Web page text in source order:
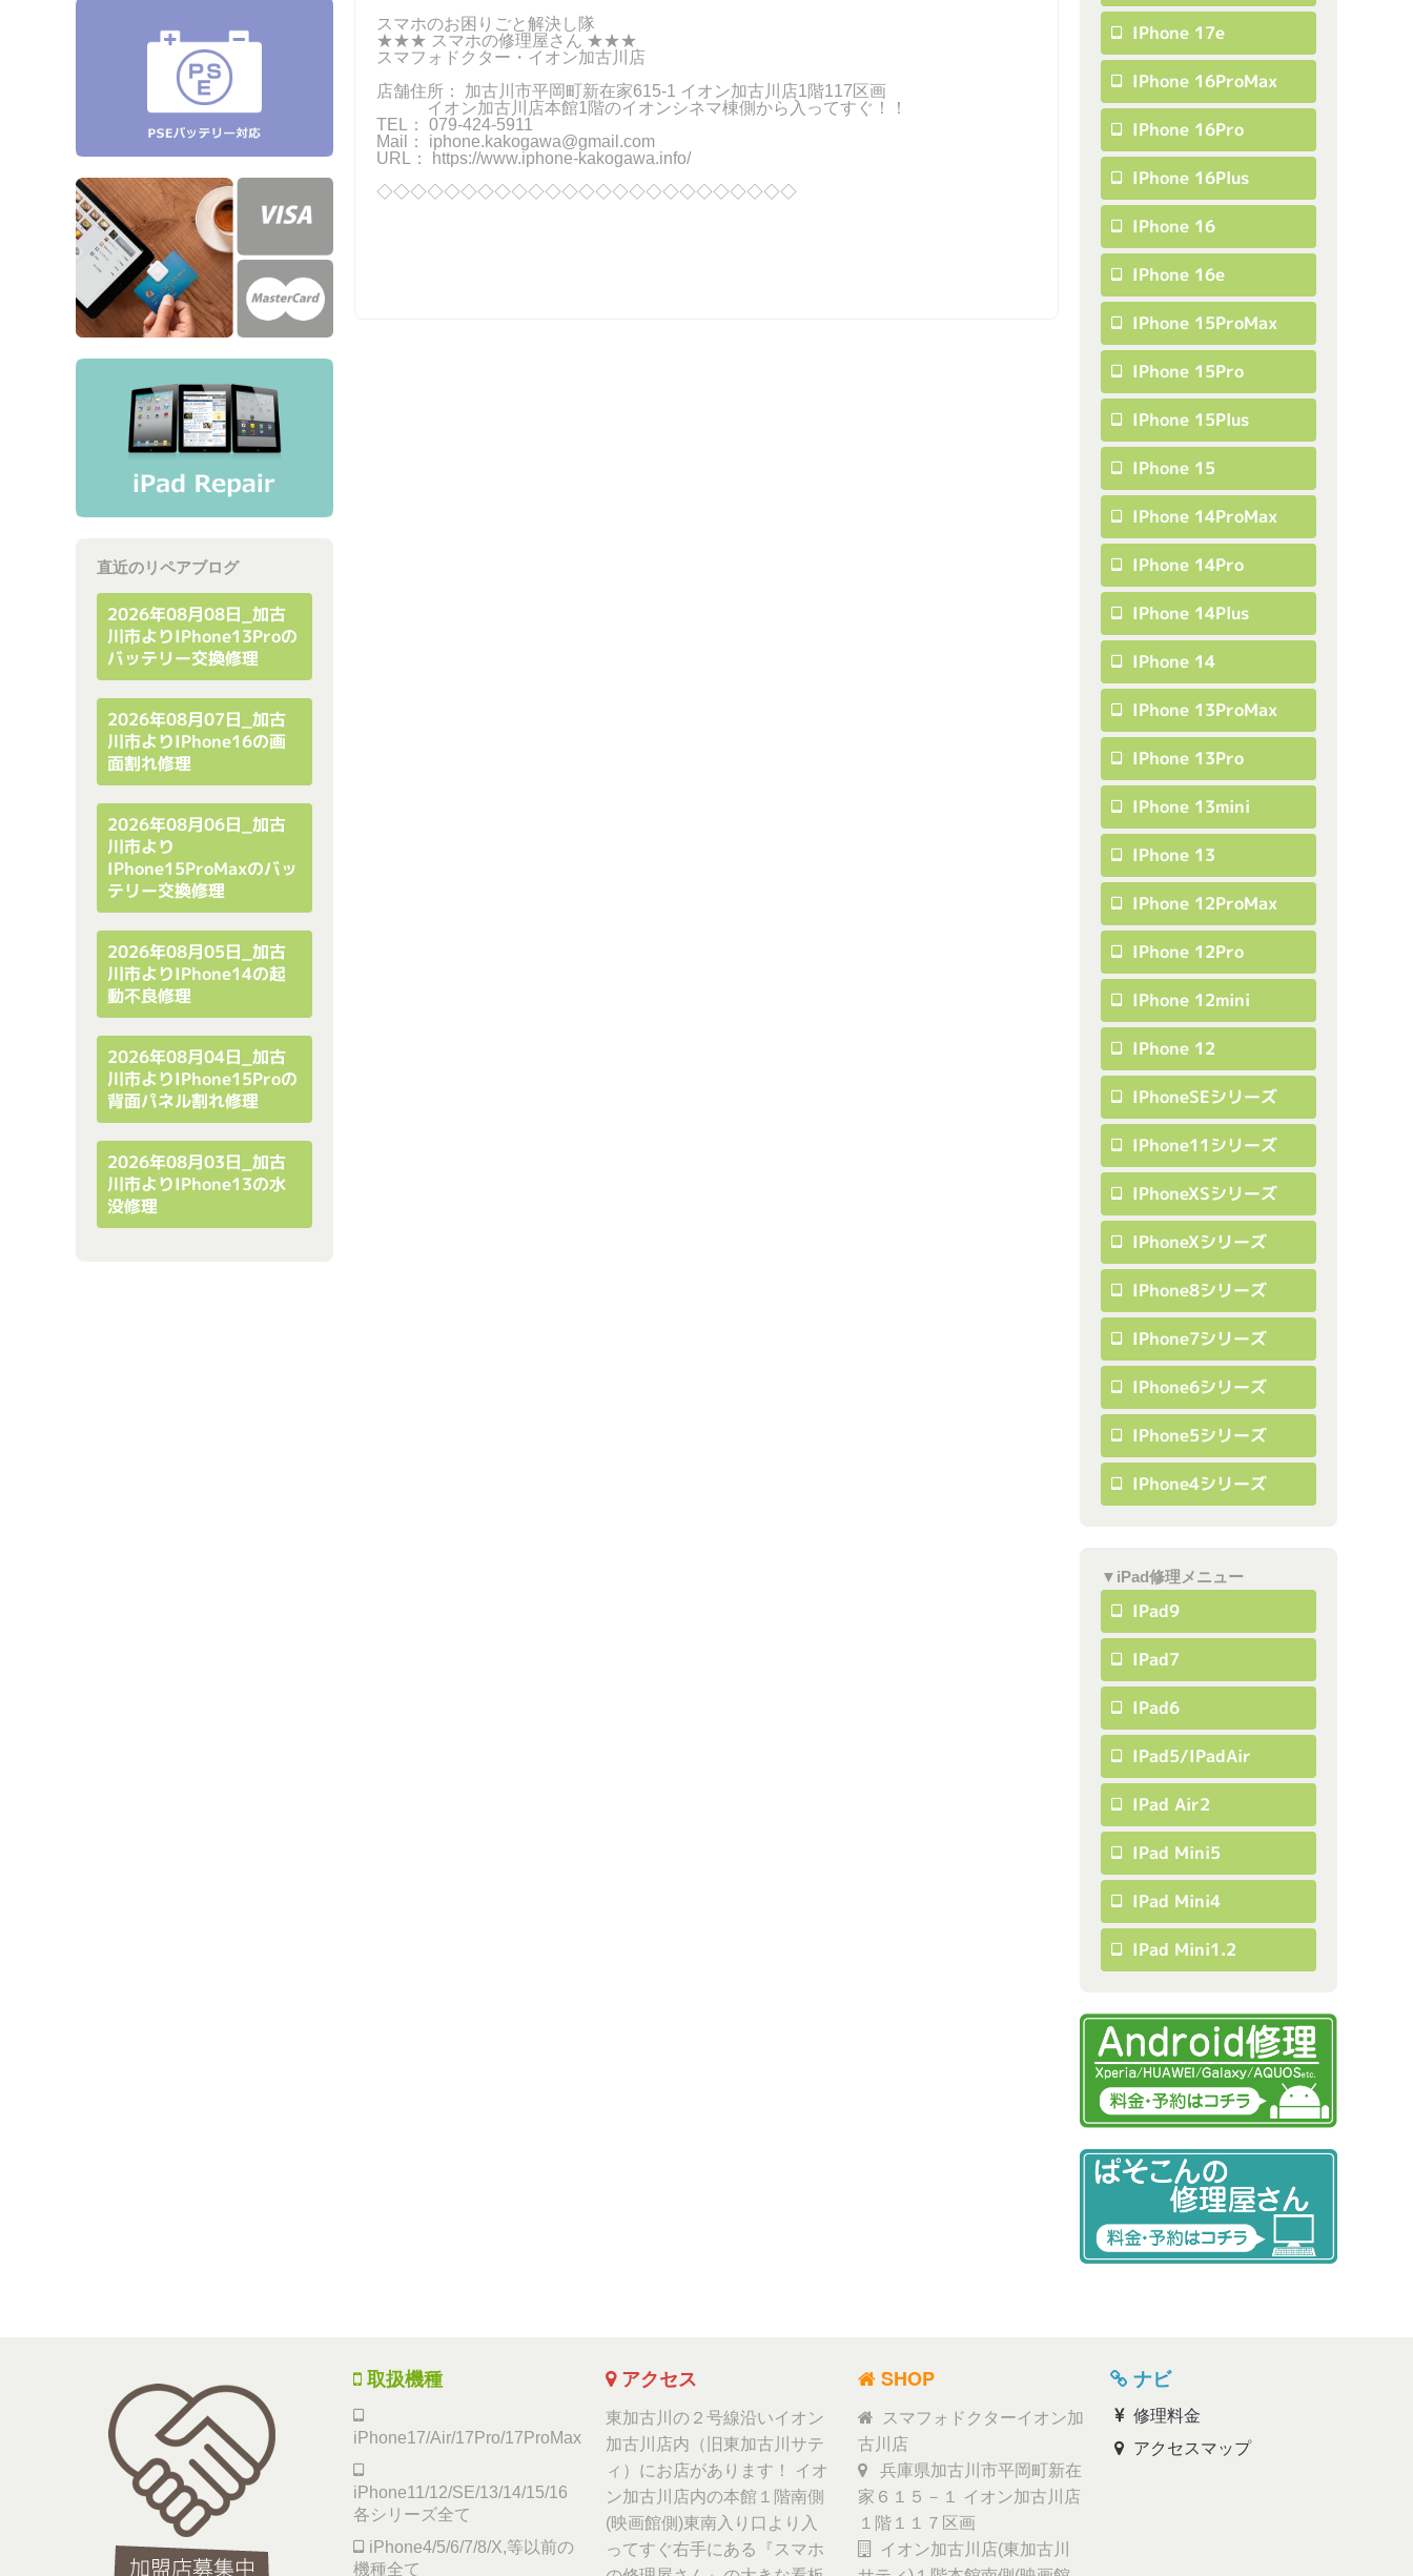
直近のリペアブログ
2026年08月08日_加古
川市よりiPhone13Proの
バッテリー交換修理
2026年08月07日_加古
川市よりiPhone16の画
面割れ修理
2026年08月06日_加古
川市より
IPhone15ProMaxのバッ
テリー交換修理
2026年08月05日_加古
川市よりiPhone14の起
動不良修理
2026年08月04日_加古
川市よりiPhone15Proの
背面パネル割れ修理
2026年08月03日_加古
川市よりiPhone13の水
没修理
スマホのお困りごと解決し隊
★★★ スマホの修理屋さん ★★★
スマフォドクター・イオン加古川店
店舗住所： 加古川市平岡町新在家615-1 イオン加古川店1階117区画
イオン加古川店本館1階のイオンシネマ棟側から入ってすぐ！！
TEL： 079-424-5911
Mail： iphone.kakogawa@gmail.com
URL： https://www.iphone-kakogawa.info/
◇◇◇◇◇◇◇◇◇◇◇◇◇◇◇◇◇◇◇◇◇◇◇◇◇
IPhone 17e
IPhone 16ProMax
IPhone 16Pro
IPhone 16Plus
IPhone 16
IPhone 16e
IPhone 15ProMax
IPhone 15Pro
IPhone 15Plus
IPhone 15
IPhone 14ProMax
IPhone 14Pro
IPhone 14Plus
IPhone 14
IPhone 13ProMax
IPhone 13Pro
IPhone 13mini
IPhone 13
IPhone 12ProMax
IPhone 12Pro
IPhone 12mini
IPhone 12
IPhoneSEシリーズ
IPhone11シリーズ
IPhoneXSシリーズ
IPhoneXシリーズ
IPhone8シリーズ
IPhone7シリーズ
IPhone6シリーズ
IPhone5シリーズ
IPhone4シリーズ
▼iPad修理メニュー
IPad9
IPad7
IPad6
IPad5/iPadAir
IPad Air2
IPad Mini5
IPad Mini4
IPad Mini1.2
取扱機種
iPhone17/Air/17Pro/17ProMax
iPhone11/12/SE/13/14/15/16
各シリーズ全て
iPhone4/5/6/7/8/X,等以前の
機種全て
アクセス
東加古川の２号線沿いイオン
加古川店内（旧東加古川サテ
ィ）にお店があります！ イオ
ン加古川店内の本館１階南側
(映画館側)東南入り口より入
ってすぐ右手にある『スマホ
SHOP
スマフォドクターイオン加
古川店
兵庫県加古川市平岡町新在
家６１５－１ イオン加古川店
１階１１７区画
イオン加古川店(東加古川
ナビ
修理料金
アクセスマップ